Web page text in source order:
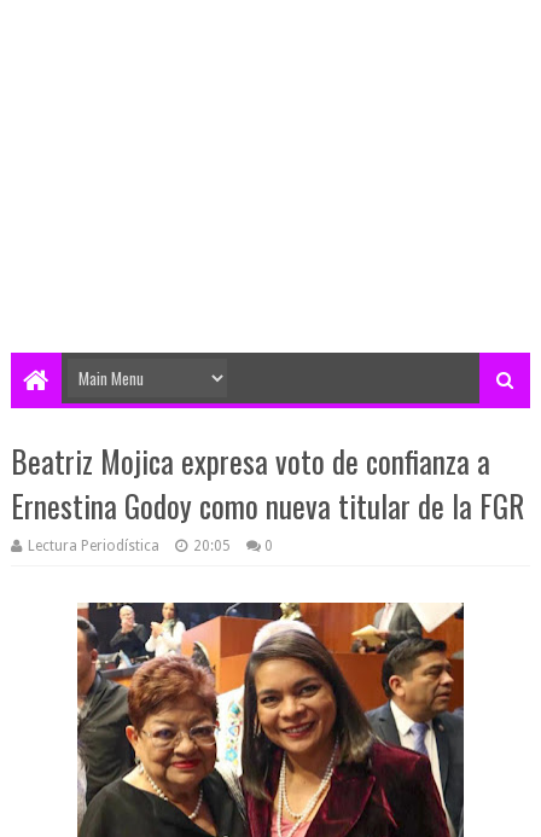
Beatriz Mojica expresa voto de confianza a
Ernestina Godoy como nueva titular de la FGR
Lectura Periodística 20:05 0